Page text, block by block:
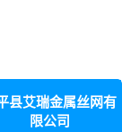
县艾瑞金属丝网有
限公司